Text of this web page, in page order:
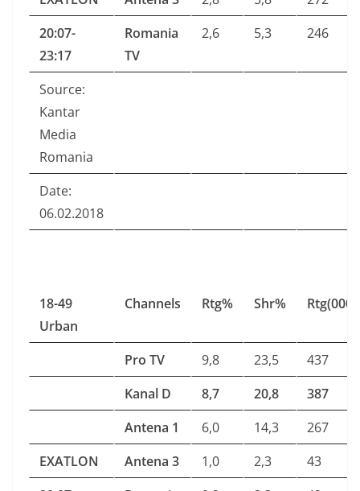
20:07-
23:17
Romania
TV
2,6 5,3 246
Source:
Kantar
Media
Romania
Date:
06.02.2018
18-49
Urban
Channels Rtg% Shr% Rtg(000)
Pro TV 9,8 23,5
437
Kanal D
8,7 20,8
387
Antena 1
6,0 14,3
267
EXATLON
Antena 3 1,0 2,3
43